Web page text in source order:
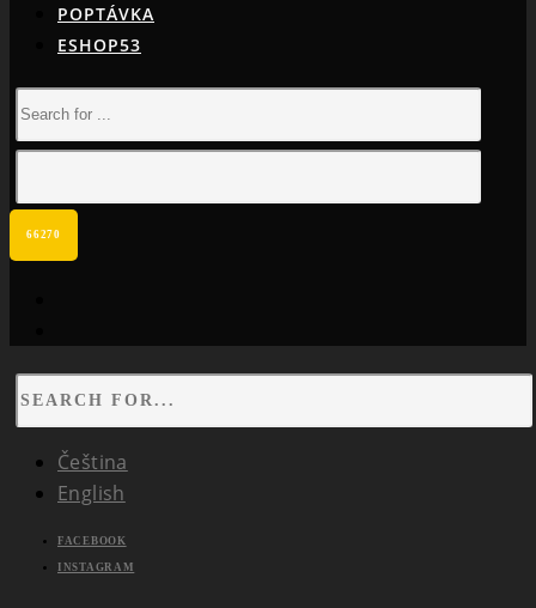
POPTÁVKA
ESHOP53
Čeština
English
FACEBOOK
INSTAGRAM